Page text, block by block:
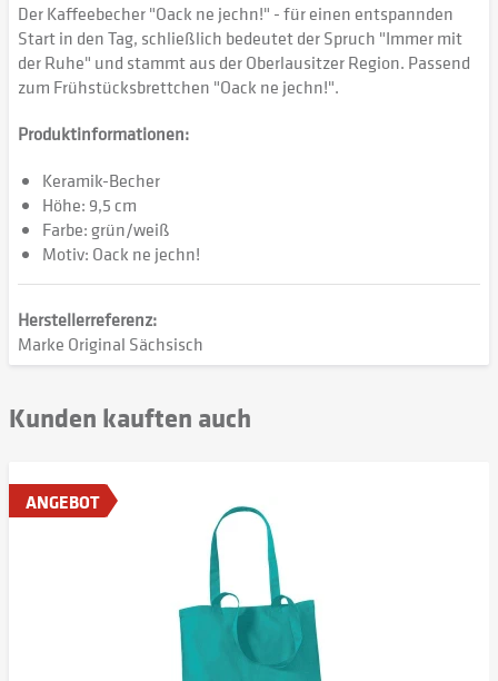
Der Kaffeebecher "Oack ne jechn!" - für einen entspannden
Start in den Tag, schließlich bedeutet der Spruch "Immer mit
der Ruhe" und stammt aus der Oberlausitzer Region. Passend
zum Frühstücksbrettchen "Oack ne jechn!".
Produktinformationen:
Keramik-Becher
Höhe: 9,5 cm
Farbe: grün/weiß
Motiv: Oack ne jechn!
Herstellerreferenz:
Marke Original Sächsisch
Kunden kauften auch
ANGEBOT